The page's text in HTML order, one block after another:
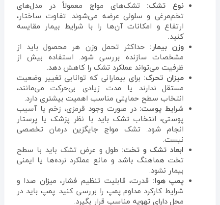
نوع تشک: تشک‌های مواج معمولاً در مدل‌های
تخم‌مرغی و سلولی عرضه می‌شوند. تفاوت ساختار،
ارتفاع و امکانات آن‌ها را با شرایط بیمار مقایسه
کنید.
وزن بیمار: حداکثر تحمل وزن هر محصول باید از
مشخصات سازنده بررسی شود. استفاده بیش از
ظرفیت می‌تواند عملکرد تشک را کاهش دهد.
میزان تحرک: برای بیمارانی که توانایی تغییر وضعیت
مستقل ندارند یا مدت زیادی بی‌حرکت می‌مانند،
انتخاب سطح حمایتی مناسب اهمیت بیشتری دارد.
شرایط پوست: در صورت وجود قرمزی، زخم یا آسیب
پوستی، انتخاب تشک باید با نظر پزشک یا پرستار
انجام شود. تشک مواج جایگزین درمان تخصصی
نیست.
ابعاد تشک و تخت: طول و عرض تشک باید با سطح
تخت هماهنگ باشد و مانع عملکرد نرده‌ها یا ایمنی
بیمار نشود.
پمپ هوا: قدرت، قابلیت تنظیم فشار، میزان صدا و
شرایط کارکرد مداوم پمپ را بررسی کنید. پمپ باید در
محل دارای تهویه مناسب قرار بگیرد.